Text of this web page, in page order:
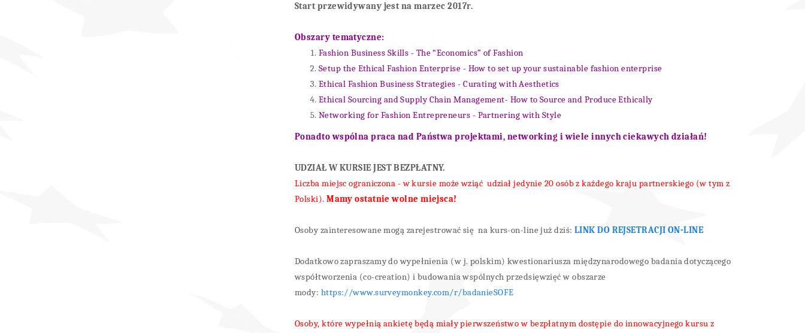
Start przewidywany jest na marzec 2017r.
Obszary tematyczne:
Fashion Business Skills - The “Economics” of Fashion
Setup the Ethical Fashion Enterprise - How to set up your sustainable fashion enterprise
Ethical Fashion Business Strategies - Curating with Aesthetics
Ethical Sourcing and Supply Chain Management- How to Source and Produce Ethically
Networking for Fashion Entrepreneurs - Partnering with Style
Ponadto wspólna praca nad Państwa projektami, networking i wiele innych ciekawych działań!
UDZIAŁ W KURSIE JEST BEZPŁATNY.
Liczba miejsc ograniczona - w kursie może wziąć udział jedynie 20 osób z każdego kraju partnerskiego (w tym z
Polski). Mamy ostatnie wolne miejsca!
Osoby zainteresowane mogą zarejestrować się na kurs-on-line już dziś: LINK DO REJSETRACJI ON-LINE
Dodatkowo zapraszamy do wypełnienia (w j. polskim) kwestionariusza międzynarodowego badania dotyczącego
współtworzenia (co-creation) i budowania wspólnych przedsięwzięć w obszarze
mody: https://www.surveymonkey.com/r/badanieSOFE
Osoby, które wypełnią ankietę będą miały pierwszeństwo w bezpłatnym dostępie do innowacyjnego kursu z